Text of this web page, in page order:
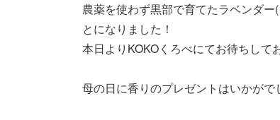
農薬を使わず黒部で育てたラベンダ
とになりました！
本日よりKOKOくろべにてお待ちして
母の日に香りのプレゼントはいかがで